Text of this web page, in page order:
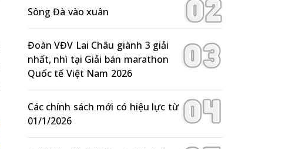
Sông Đà vào xuân
Đoàn VĐV Lai Châu giành 3 giải
nhất, nhì tại Giải bán marathon
Quốc tế Việt Nam 2026
Các chính sách mới có hiệu lực từ
01/1/2026